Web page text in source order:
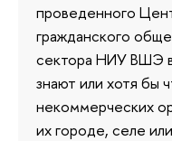
проведенного
гражданского
сектора НИУ ВШЭ
знают или хотя бы
некоммерческих
их городе, селе